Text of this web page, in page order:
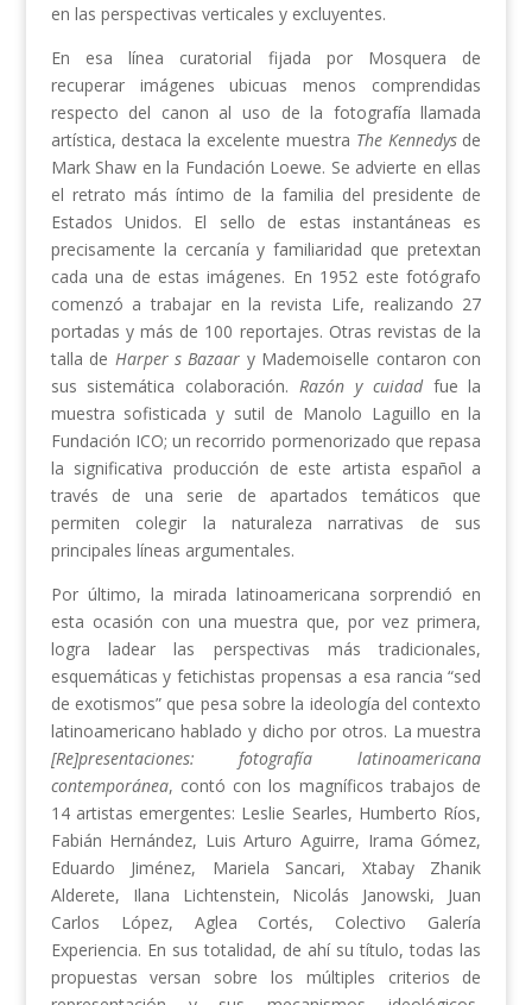
en las perspectivas verticales y excluyentes.
En esa línea curatorial fijada por Mosquera de
recuperar imágenes ubicuas menos comprendidas
respecto del canon al uso de la fotografía llamada
artística, destaca la excelente muestra The Kennedysde
Mark Shaw en la Fundación Loewe. Se advierte en ellas
el retrato más íntimo de la familia del presidente de
Estados Unidos. El sello de estas instantáneas es
precisamente la cercanía y familiaridad que pretextan
cada una de estas imágenes. En 1952 este fotógrafo
comenzó a trabajar en la revista Life, realizando 27
portadas y más de 100 reportajes. Otras revistas de la
talla de Harper s Bazaar y Mademoiselle contaron con
sus sistemática colaboración.Razón y cuidadfue la
muestra sofisticada y sutil de Manolo Laguillo en la
Fundación ICO; un recorrido pormenorizado que repasa
la significativa producción de este artista español a
través de una serie de apartados temáticos que
permiten colegir la naturaleza narrativas de sus
principales líneas argumentales.
Por último, la mirada latinoamericana sorprendió en
esta ocasión con una muestra que, por vez primera,
logra ladear las perspectivas más tradicionales,
esquemáticas y fetichistas propensas a esa rancia “sed
de exotismos” que pesa sobre la ideología del contexto
latinoamericano hablado y dicho por otros. La muestra
[Re]presentaciones: fotografía latinoamericana
contemporánea, contó con los magníficos trabajos de
14 artistas emergentes: Leslie Searles, Humberto Ríos,
Fabián Hernández, Luis Arturo Aguirre, Irama Gómez,
Eduardo Jiménez, Mariela Sancari, Xtabay Zhanik
Alderete, Ilana Lichtenstein, Nicolás Janowski, Juan
Carlos López, Aglea Cortés, Colectivo Galería
Experiencia. En sus totalidad, de ahí su título, todas las
propuestas versan sobre los múltiples criterios de